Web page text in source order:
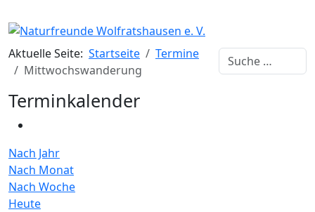
Aktuelle Seite: Startseite
Termine
Mittwochswanderung
Suchen
Terminkalender
Nach Jahr
Nach Monat
Nach Woche
Heute